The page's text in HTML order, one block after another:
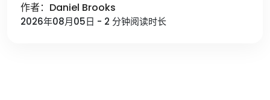
作者：Daniel Brooks
2026年08月05日 - 2 分钟阅读时长